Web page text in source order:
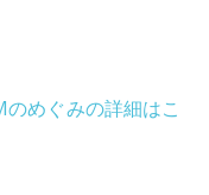
めぐみの詳細はこ